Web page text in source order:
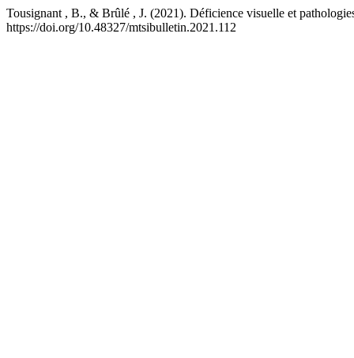
Tousignant , B., & Brûlé , J. (2021). Déficience visuelle et
https://doi.org/10.48327/mtsibulletin.2021.112